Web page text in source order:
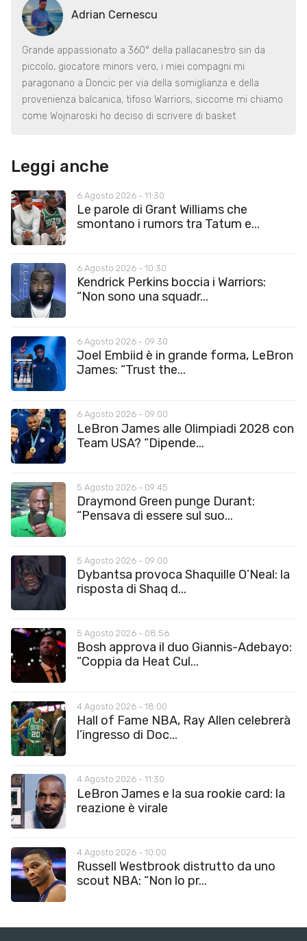
Adrian Cernescu
Grande appassionato a 360° della pallacanestro sin da
piccolo, giocatore minors vero, i miei compagni mi
paragonano a Doncic per via della somiglianza e della
provenienza balcanica, tifoso Warriors, siccome mi chiamo
come Wojnaroski ho deciso di scrivere di basket
Leggi anche
6 Agosto 2026 - 11:30
Le parole di Grant Williams che
smontano i rumors tra Tatum e...
6 Agosto 2026 - 10:30
Kendrick Perkins boccia i Warriors:
“Non sono una squadr...
6 Agosto 2026 - 09:30
Joel Embiid è in grande forma, LeBron
James: “Trust the...
6 Agosto 2026 - 09:00
LeBron James alle Olimpiadi 2028 con
Team USA? “Dipende...
5 Agosto 2026 - 09:45
Draymond Green punge Durant:
“Pensava di essere sul suo...
5 Agosto 2026 - 09:00
Dybantsa provoca Shaquille O’Neal: la
risposta di Shaq d...
5 Agosto 2026 - 08:56
Bosh approva il duo Giannis-Adebayo:
“Coppia da Heat Cul...
4 Agosto 2026 - 18:00
Hall of Fame NBA, Ray Allen celebrerà
l’ingresso di Doc...
4 Agosto 2026 - 11:30
LeBron James e la sua rookie card: la
reazione è virale
4 Agosto 2026 - 10:00
Russell Westbrook distrutto da uno
scout NBA: “Non lo pr...